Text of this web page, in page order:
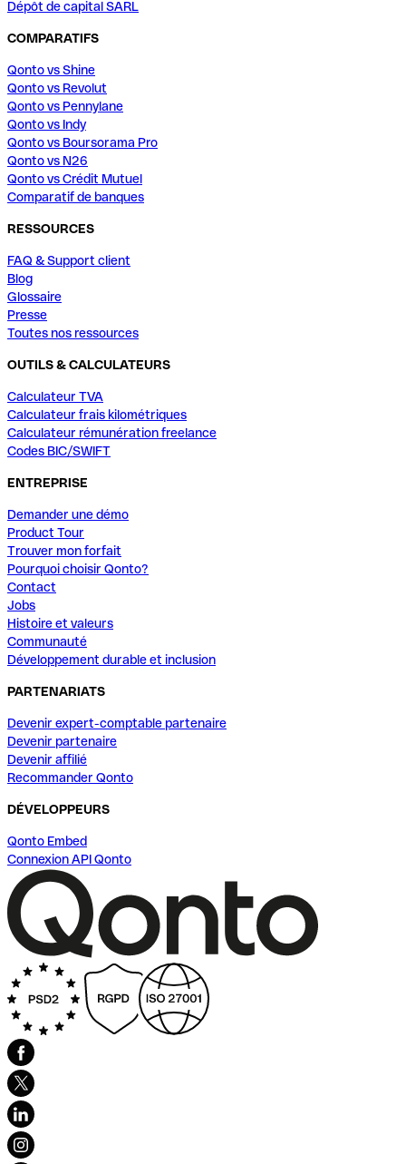
Dépôt de capital SARL
COMPARATIFS
Qonto vs Shine
Qonto vs Revolut
Qonto vs Pennylane
Qonto vs Indy
Qonto vs Boursorama Pro
Qonto vs N26
Qonto vs Crédit Mutuel
Comparatif de banques
RESSOURCES
FAQ & Support client
Blog
Glossaire
Presse
Toutes nos ressources
OUTILS & CALCULATEURS
Calculateur TVA
Calculateur frais kilométriques
Calculateur rémunération freelance
Codes BIC/SWIFT
ENTREPRISE
Demander une démo
Product Tour
Trouver mon forfait
Pourquoi choisir Qonto?
Contact
Jobs
Histoire et valeurs
Communauté
Développement durable et inclusion
PARTENARIATS
Devenir expert-comptable partenaire
Devenir partenaire
Devenir affilié
Recommander Qonto
DÉVELOPPEURS
Qonto Embed
Connexion API Qonto